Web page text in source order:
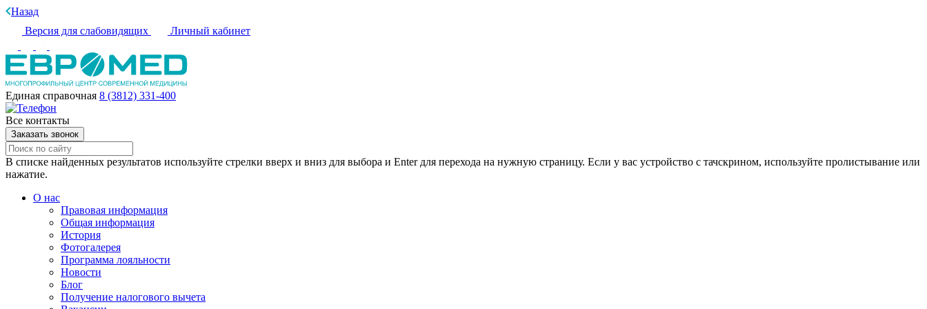
Назад
Версия для слабовидящих
Личный кабинет
Единая справочная 8 (3812) 331-400
Все контакты
Заказать звонок
В списке найденных результатов используйте стрелки вверх и вниз для выбора и Enter для перехода на нужную страницу. Если у вас устройство с тачскрином, используйте пролистывание или
нажатие.
О нас
Правовая информация
Общая информация
История
Фотогалерея
Программа лояльности
Новости
Блог
Получение налогового вычета